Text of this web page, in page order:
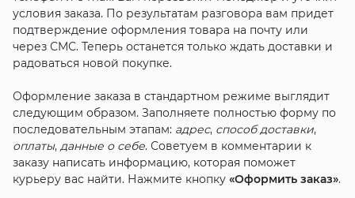
условия заказа. По результатам разговора вам придет
подтверждение оформления товара на почту или
через СМС. Теперь останется только ждать доставки и
радоваться новой покупке.
Оформление заказа в стандартном режиме выглядит
следующим образом. Заполняете полностью форму по
последовательным этапам: адрес, способ доставки,
оплаты, данные о себе. Советуем в комментарии к
заказу написать информацию, которая поможет
курьеру вас найти. Нажмите кнопку «Оформить заказ».